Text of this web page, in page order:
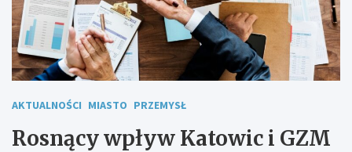
AKTUALNOŚCI MIASTO PRZEMYSŁ
Rosnący wpływ Katowic i GZM